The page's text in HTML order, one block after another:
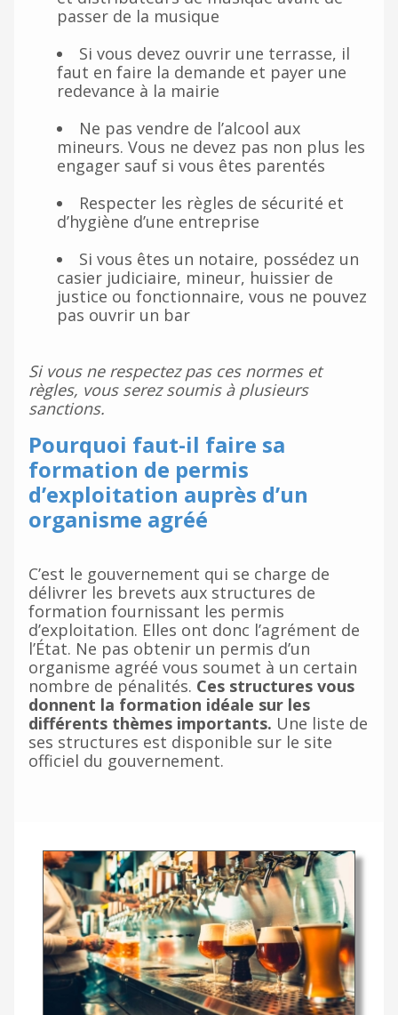
passer de la musique
Si vous devez ouvrir une terrasse, il
faut en faire la demande et payer une
redevance à la mairie
Ne pas vendre de l’alcool aux
mineurs. Vous ne devez pas non plus les
engager sauf si vous êtes parentés
Respecter les règles de sécurité et
d’hygiène d’une entreprise
Si vous êtes un notaire, possédez un
casier judiciaire, mineur, huissier de
justice ou fonctionnaire, vous ne pouvez
pas ouvrir un bar
Si vous ne respectez pas ces normes et
règles, vous serez soumis à plusieurs
sanctions.
Pourquoi faut-il faire sa
formation de permis
d’exploitation auprès d’un
organisme agréé
C’est le gouvernement qui se charge de
délivrer les brevets aux structures de
formation fournissant les permis
d’exploitation. Elles ont donc l’agrément de
l’État. Ne pas obtenir un permis d’un
organisme agréé vous soumet à un certain
nombre de pénalités. Ces structures vous
donnent la formation idéale sur les
différents thèmes importants. Une liste de
ses structures est disponible sur le site
officiel du gouvernement.